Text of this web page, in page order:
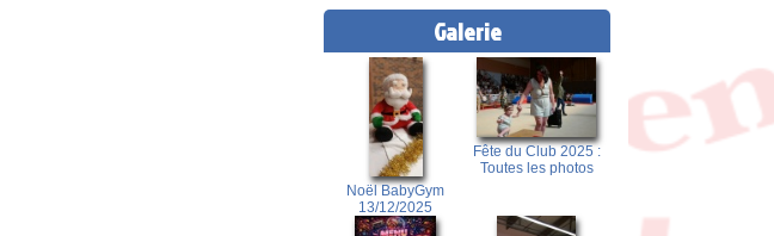
Galerie
Noël BabyGym
13/12/2025
Fête du Club 2025 :
Toutes les photos